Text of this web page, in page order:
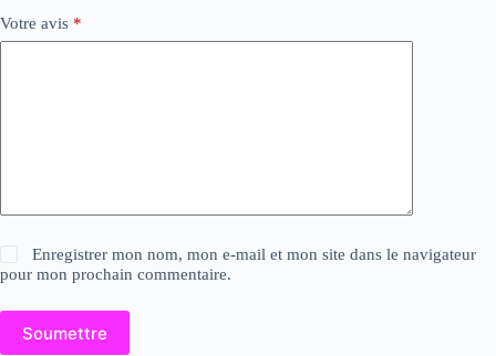
Votre avis *
Enregistrer mon nom, mon e-mail et mon site dans le navigateur
pour mon prochain commentaire.
Soumettre